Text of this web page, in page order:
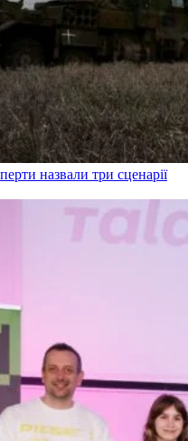
назвали три сценарії